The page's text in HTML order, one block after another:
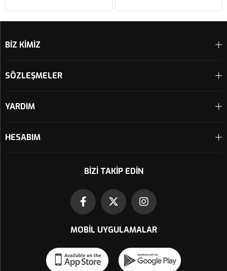
BİZ KİMİZ
SÖZLEŞMELER
YARDIM
HESABIM
BIZI TAKIP EDIN
MOBIL UYGULAMALAR